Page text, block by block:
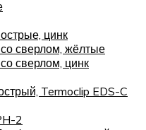
цинк
сверлом, жёлтые
сверлом, цинк
Termoclip EDS-C
2